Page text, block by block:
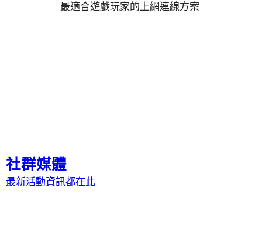
最適合遊戲玩家的上網連線方案
社群媒體
最新活動資訊都在此